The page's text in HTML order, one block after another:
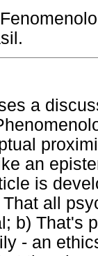
a
an
is
That all
b) That's
- an